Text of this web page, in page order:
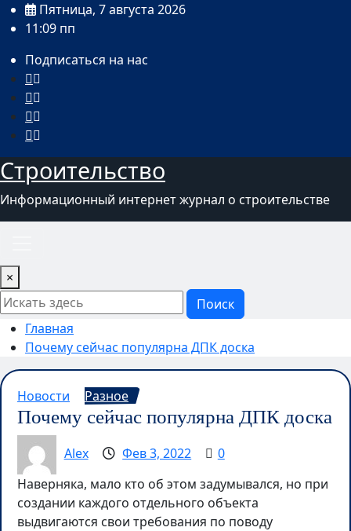
ПерейтиПятница, 7 августа 2026
11:09 пп
Подписаться на нас
Строительство
Информационный интернет журнал о строительстве
×
Поиск
Главная
Почему сейчас популярна ДПК доска
Новости Разное
Почему сейчас популярна ДПК доска
Alex Фев 3, 2022
0
Наверняка, мало кто об этом задумывался, но при
создании каждого отдельного объекта
выдвигаются свои требования по поводу